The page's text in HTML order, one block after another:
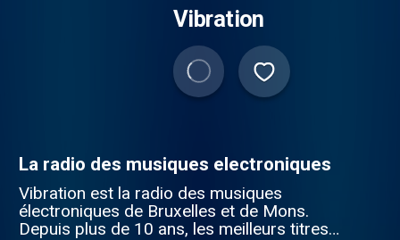
Vibration
La radio des musiques electroniques
Vibration est la radio des musiques
électroniques de Bruxelles et de Mons.
Depuis plus de 10 ans, les meilleurs titres